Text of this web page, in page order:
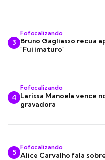
3
Fofocalizando
Bruno Gagliasso recua
"Fui imaturo"
4
Fofocalizando
Larissa Manoela vence
gravadora
5
Fofocalizando
Alice Carvalho fala